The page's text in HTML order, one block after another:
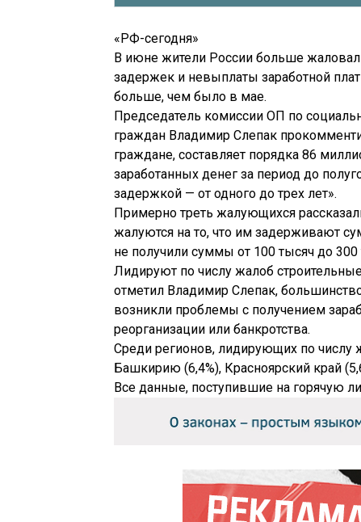
«РФ-сегодня»
В июне жители России больше
задержек и невыплаты заработной
больше, чем было в мае.
Председатель комиссии ОП по
граждан Владимир Слепак
граждане, составляет порядка 86
заработанных денег за период до
задержкой — от одного до трех лет».
Примерно треть жалующихся
жалуются на то, что им задерживают
не получили суммы от 100 тысяч до 300
Лидируют по числу жалоб
отметил Владимир Слепак,
возникли проблемы с получением
реорганизации или банкротства.
Среди регионов, лидирующих по
Башкирию (6,4%), Красноярский край
Все данные, поступившие на горячую